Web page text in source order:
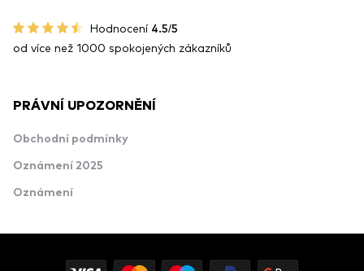
Hodnocení 4.5/5
od více než 1000 spokojených zákazníků
PRÁVNÍ UPOZORNĚNÍ
Obchodní podmínky
Oznámení 2025
Oznámení